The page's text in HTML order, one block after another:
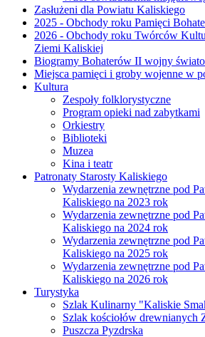
Zasłużeni dla Powiatu Kaliskiego
2025 - Obchody roku Pamięci
2026 - Obchody roku Twórców
Ziemi Kaliskiej
Biogramy Bohaterów II wojny
Miejsca pamięci i groby wojenne w
Kultura
Zespoły folklorystyczne
Program opieki nad zabytkami
Orkiestry
Biblioteki
Muzea
Kina i teatr
Patronaty Starosty Kaliskiego
Wydarzenia zewnętrzne pod
Kaliskiego na 2023 rok
Wydarzenia zewnętrzne pod
Kaliskiego na 2024 rok
Wydarzenia zewnętrzne pod
Kaliskiego na 2025 rok
Wydarzenia zewnętrzne pod
Kaliskiego na 2026 rok
Turystyka
Szlak Kulinarny "Kaliskie
Szlak kościołów drewnianych
Puszcza Pyzdrska